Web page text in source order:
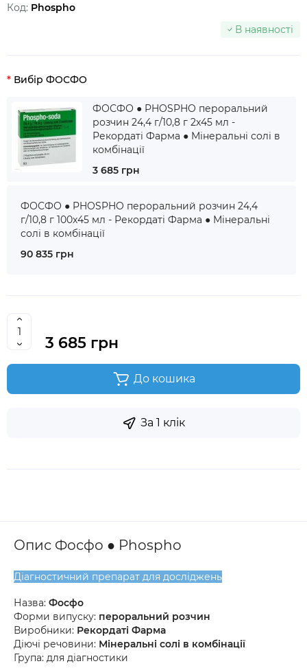
Код: Phospho
В наявності
Вибір ФОСФО
ФОСФО ● PHOSPHO пероральний
розчин 24,4 г/10,8 г 2x45 мл -
Рекордаті Фарма ● Мінеральні солі в
комбінації
3 685 грн
ФОСФО ● PHOSPHO пероральний розчин 24,4
г/10,8 г 100x45 мл - Рекордаті Фарма ● Мінеральні
солі в комбінації
90 835 грн
3 685 грн
До кошика
За 1 клік
Опис Фосфо ● Phospho
Діагностичний препарат для досліджень
Назва: Фосфо
Форми випуску: пероральний розчин
Виробники: Рекордаті Фарма
Діючі речовини: Мінеральні солі в комбінації
Група: для діагностики